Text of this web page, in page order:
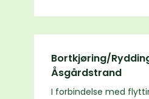
Bortkjøring/
Åsgårdstrand
I forbindelse med